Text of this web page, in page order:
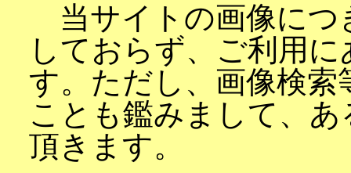
当サイトの画像につ
しておらず、ご利用
す。ただし、画像検
ことも鑑みまして、
頂きます。